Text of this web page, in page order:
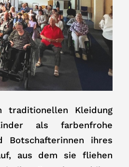
traditionellen Kleidung
als farbenfrohe
Botschafterinnen ihres
aus dem sie fliehen